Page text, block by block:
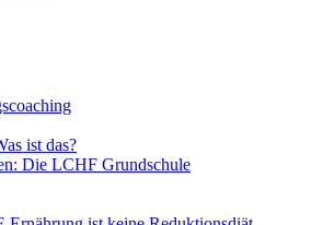
ist das?
Die LCHF Grundschule